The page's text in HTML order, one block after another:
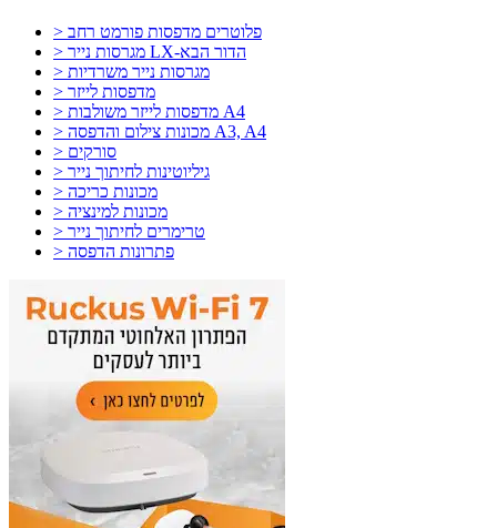
> פלוטרים מדפסות פורמט רחב
> מגרסות נייר LX-הדור הבא
> מגרסות נייר משרדיות
> מדפסות לייזר
> מדפסות לייזר משולבות A4
> מכונות צילום והדפסה A3, A4
> סורקים
> גיליוטינות לחיתוך נייר
> מכונות כריכה
> מכונות למינציה
> טרימרים לחיתוך נייר
> פתרונות הדפסה